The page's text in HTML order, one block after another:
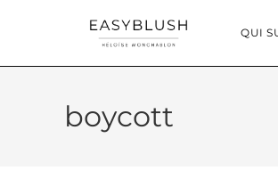
QUI
boycott